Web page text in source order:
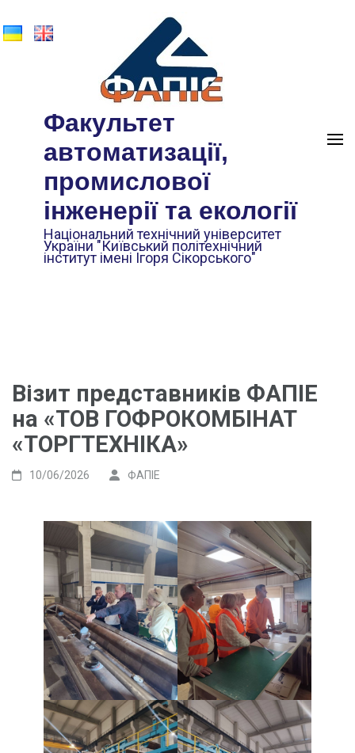
Факультет
автоматизації,
промислової
інженерії та екології
Національний технічний університет
України "Київський політехнічний
інститут імені Ігоря Сікорського"
Візит представників ФАПІЕ
на «ТОВ ГОФРОКОМБІНАТ
«ТОРГТЕХНІКА»
10/06/2026 ФАПІЕ